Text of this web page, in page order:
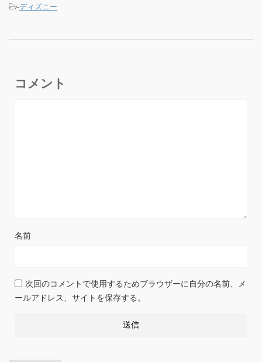
-ディズニー
コメント
名前
次回のコメントで使用するためブラウザーに自分の名前、メ
ールアドレス、サイトを保存する。